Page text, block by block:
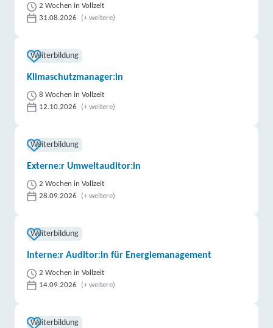
2 Wochen in Vollzeit
31.08.2026
(+ weitere)
Weiterbildung
Klimaschutzmanager:in
8 Wochen in Vollzeit
12.10.2026
(+ weitere)
Weiterbildung
Externe:r Umweltauditor:in
2 Wochen in Vollzeit
28.09.2026
(+ weitere)
Weiterbildung
Interne:r Auditor:in für Energiemanagement
2 Wochen in Vollzeit
14.09.2026
(+ weitere)
Weiterbildung